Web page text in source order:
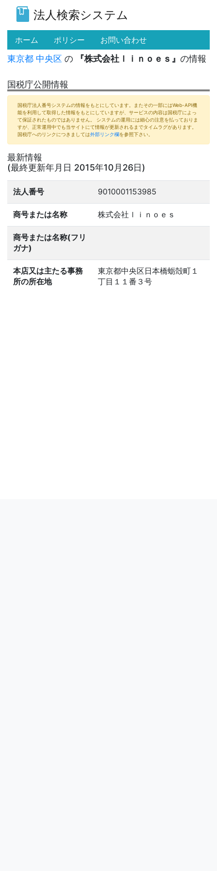
法人検索システム
ホーム (current)
ポリシー お問い合わせ
東京都 中央区 の 『株式会社ｌｉｎｏｅｓ』 の情報
国税庁公開情報
国税庁法人番号システムの情報をもとにしています。またその一部にはWeb-API機
能を利用して取得した情報をもとにしていますが、サービスの内容は国税庁によっ
て保証されたものではありません。 システムの運用には細心の注意を払っておりま
すが、正常運用中でも当サイトにて情報が更新されるまでタイムラグがあります。
国税庁へのリンクにつきましては外部リンク欄を参照下さい。
最新情報
(最終更新年月日 2015年10月26日)
法人番号 9010001153985
商号または名称 株式会社ｌｉｎｏｅｓ
商号または名称(フリ
ガナ)
本店又は主たる事務
所の所在地
東京都中央区日本橋蛎殻町１
丁目１１番３号